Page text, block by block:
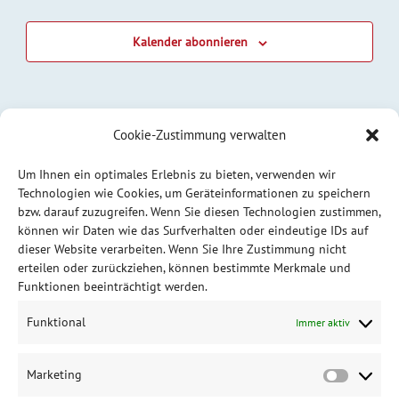
Cookie-Zustimmung verwalten
Um Ihnen ein optimales Erlebnis zu bieten, verwenden wir
Technologien wie Cookies, um Geräteinformationen zu speichern
bzw. darauf zuzugreifen. Wenn Sie diesen Technologien zustimmen,
können wir Daten wie das Surfverhalten oder eindeutige IDs auf
dieser Website verarbeiten. Wenn Sie Ihre Zustimmung nicht
erteilen oder zurückziehen, können bestimmte Merkmale und
Funktionen beeinträchtigt werden.
Funktional Immer aktiv
Marketing
Kalender abonnieren